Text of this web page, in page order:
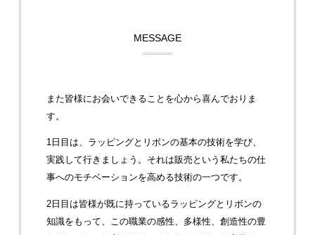
MESSAGE
また皆様にお会いできることを心から喜んでおりま
す。
1日目は、ラッピングとリボンの基本の技術を学び、
実践して行きましょう。それは販売という私たちの仕
事へのモチベーションを高める技術の一つです。
2日目は皆様が既に持っているラッピングとリボンの
知識をもって、この職業の感性、多様性、創造性の豊